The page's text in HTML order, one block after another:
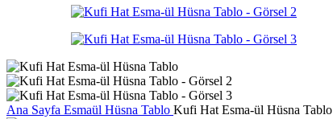
Ana Sayfa Esmaül Hüsna Tablo Kufi Hat Esma-ül Hüsna Tablo